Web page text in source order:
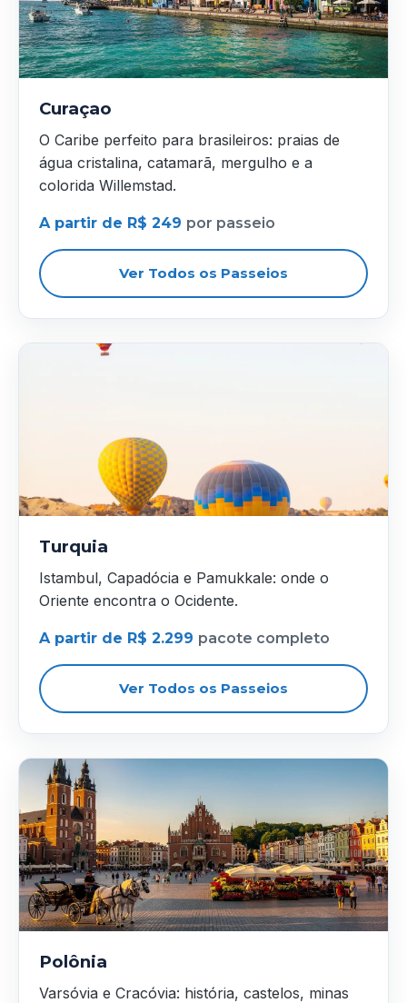
Curaçao
O Caribe perfeito para brasileiros: praias de
água cristalina, catamarã, mergulho e a
colorida Willemstad.
A partir de R$ 249 por passeio
Ver Todos os Passeios
Turquia
Istambul, Capadócia e Pamukkale: onde o
Oriente encontra o Ocidente.
A partir de R$ 2.299 pacote completo
Ver Todos os Passeios
Polônia
Varsóvia e Cracóvia: história, castelos, minas